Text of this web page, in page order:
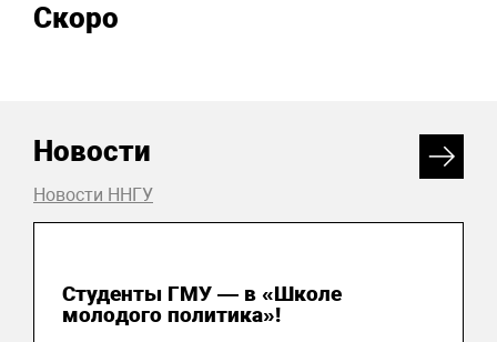
Скоро
Новости
Новости ННГУ
Студенты ГМУ — в «Школе
молодого политика»!